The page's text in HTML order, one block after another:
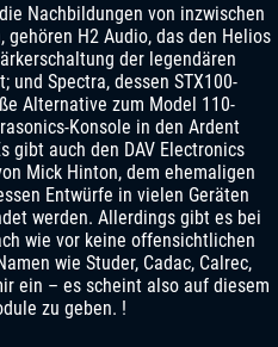
Nachbildungen von inzwischen
H2 Audio, das den Helios
der legendären
und Spectra, dessen STX100-
Alternative zum Model 110-
Konsole in den Ardent
gibt auch den DAV Electronics
Mick Hinton, dem ehemaligen
Entwürfe in vielen Geräten
werden. Allerdings gibt es bei
wie vor keine offensichtlichen
wie Studer, Cadac, Calrec,
ein – es scheint also auf diesem
zu geben. !